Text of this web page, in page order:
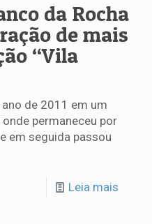
da Rocha
de mais
“Vila
de 2011 em um
permaneceu por
em seguida passou
Leia mais